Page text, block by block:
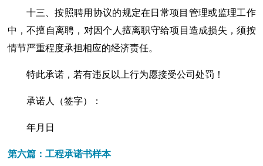
十三、按照聘用协议的规定在日常项目管理或监理工作
中，不擅自离聘，对因个人擅离职守给项目造成损失，须按
情节严重程度承担相应的经济责任。
特此承诺，若有违反以上行为愿接受公司处罚！
承诺人（签字）：
年月日
第六篇：工程承诺书样本